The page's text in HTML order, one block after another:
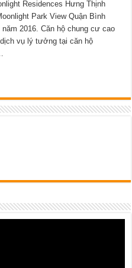
Residences Hưng Thịnh
Park View Quận Bình
2016. Căn hộ chung cư cao
vụ lý tưởng tại căn hộ